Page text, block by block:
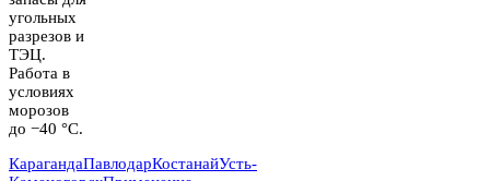
угольных
разрезов и
ТЭЦ.
Работа в
условиях
морозов
до −40 °C.
КарагандаПавлодарКостанайУсть-